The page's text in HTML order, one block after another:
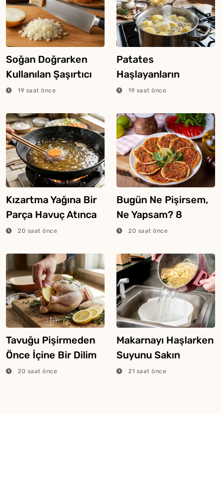
Soğan Doğrarken
Kullanılan Şaşırtıcı
Ekmek Tekniği
19 saat önce
Patates
Haşlayanların
Bilmesi Gereken
19 saat önce
Kızartma Yağına Bir
Parça Havuç Atınca
Ne Olur?
20 saat önce
Bugün Ne Pişirsem,
Ne Yapsam? 8
Ağustos 2026
20 saat önce
Tavuğu Pişirmeden
Önce İçine Bir Dilim
Limon Atarsanız Ne
20 saat önce
Makarnayı Haşlarken
Suyunu Sakın
Dökmeyin
21 saat önce